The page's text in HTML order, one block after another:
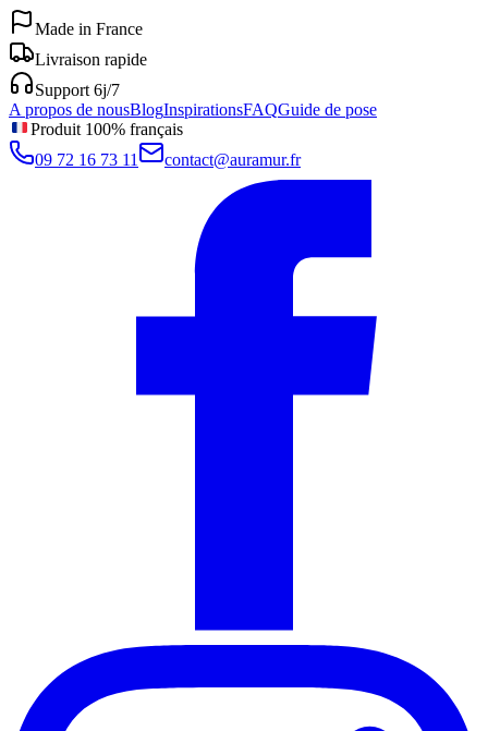
Made in France
Livraison rapide
Support 6j/7
A propos de nousBlogInspirationsFAQGuide de pose
Produit 100% français
09 72 16 73 11
contact@auramur.fr